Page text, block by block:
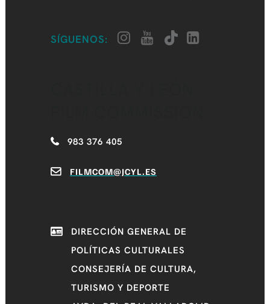
SÍGUENOS:
983 376 405
FILMCOM@JCYL.ES
DIRECCIÓN GENERAL DE
POLÍTICAS CULTURALES
CONSEJERÍA DE CULTURA,
TURISMO Y DEPORTE